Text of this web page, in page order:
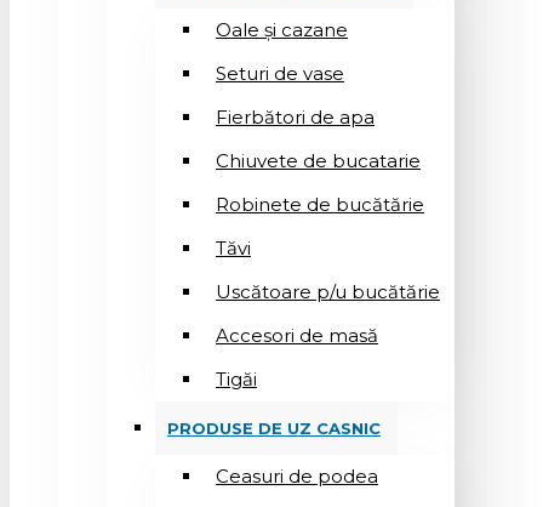
Oale și cazane
Seturi de vase
Fierbători de apa
Chiuvete de bucatarie
Robinete de bucătărie
Tăvi
Uscătoare p/u bucătărie
Accesori de masă
Tigăi
PRODUSE DE UZ CASNIC
Ceasuri de podea